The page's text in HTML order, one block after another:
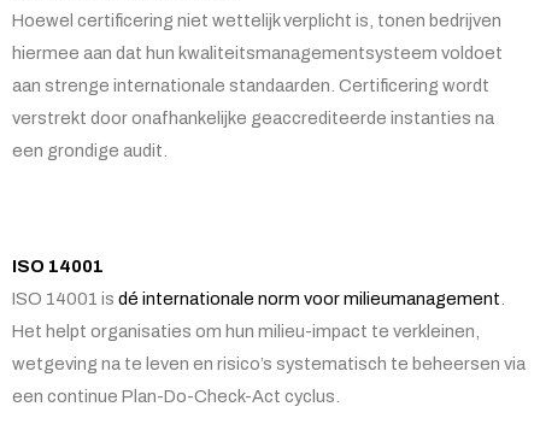
Hoewel certificering niet wettelijk verplicht is, tonen bedrijven
hiermee aan dat hun kwaliteitsmanagementsysteem voldoet
aan strenge internationale standaarden. Certificering wordt
verstrekt door onafhankelijke geaccrediteerde instanties na
een grondige audit.
ISO 14001
ISO 14001 is dé internationale norm voor milieumanagement
Het helpt organisaties om hun milieu-impact te verkleinen,
wetgeving na te leven en risico’s systematisch te beheersen via
een continue Plan-Do-Check-Act cyclus.